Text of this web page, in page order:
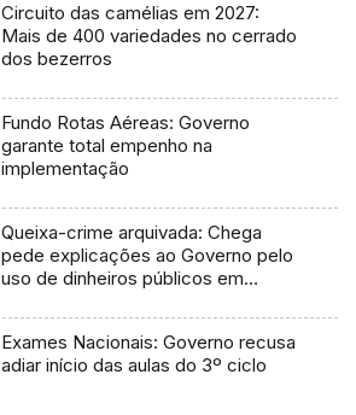
Circuito das camélias em 2027:
Mais de 400 variedades no cerrado
dos bezerros
Fundo Rotas Aéreas: Governo
garante total empenho na
implementação
Queixa-crime arquivada: Chega
pede explicações ao Governo pelo
uso de dinheiros públicos em
Exames Nacionais: Governo recusa
adiar início das aulas do 3º ciclo